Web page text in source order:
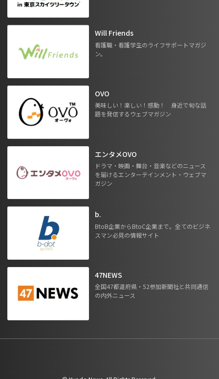
Will Friends
看護職・看護学生のライフサポートマガジ
ン。
OVO
美味しい！楽しい！感動！ 身近で旬な話
題を発信するウェブマガジン
エンタメOVO
ドラマ・映画・舞台・音楽などのニュース
を届けるエンターテインメント・ウェブマ
ガジン
b.
BtoB企業からBtoC企業まで。全てのビジネ
スマン必見の情報サイト
47NEWS
全国47都道府県・52参加新聞社と共同通信
の内外ニュース